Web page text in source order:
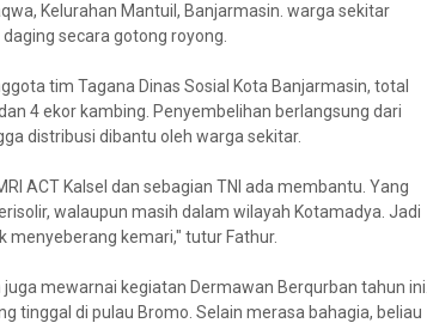
Kelurahan Mantuil, Banjarmasin. warga sekitar
secara gotong royong.
tim Tagana Dinas Sosial Kota Banjarmasin, total
4 ekor kambing. Penyembelihan berlangsung dari
distribusi dibantu oleh warga sekitar.
ACT Kalsel dan sebagian TNI ada membantu. Yang
walaupun masih dalam wilayah Kotamadya. Jadi
menyeberang kemari," tutur Fathur.
mewarnai kegiatan Dermawan Berqurban tahun ini.
tinggal di pulau Bromo. Selain merasa bahagia, beliau